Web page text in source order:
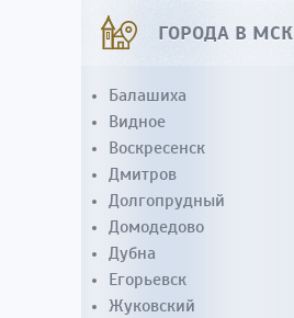
ГОРОДА В МСК
Балашиха
Видное
Воскресенск
Дмитров
Долгопрудный
Домодедово
Дубна
Егорьевск
Жуковский